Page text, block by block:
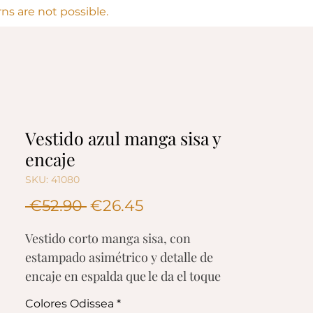
are not possible.
Vestido azul manga sisa y
encaje
SKU: 41080
€52.90 Regular
€26.45Sale
Vestido corto manga sisa, con
estampado asimétrico y detalle de
encaje en espalda que le da el toque
sexy y escotado que caracteriza a la
Colores Odissea *